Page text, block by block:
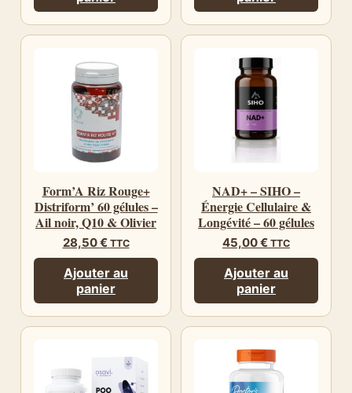
Form’A Riz Rouge+
Distriform’ 60 gélules –
Ail noir, Q10 & Olivier
28,50€ TTC
Ajouter au
panier
NAD+ – SIHO –
Énergie Cellulaire &
Longévité – 60 gélules
45,00€ TTC
Ajouter au
panier